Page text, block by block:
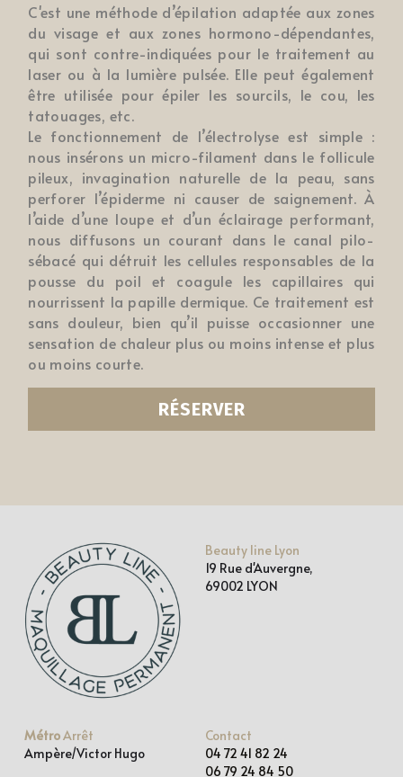
C'est une méthode d’épilation adaptée aux zones
du visage et aux zones hormono-dépendantes,
qui sont contre-indiquées pour le traitement au
laser ou à la lumière pulsée. Elle peut également
être utilisée pour épiler les sourcils, le cou, les
tatouages, etc.
Le fonctionnement de l’électrolyse est simple :
nous insérons un micro-filament dans le follicule
pileux, invagination naturelle de la peau, sans
perforer l’épiderme ni causer de saignement. À
l’aide d’une loupe et d’un éclairage performant,
nous diffusons un courant dans le canal pilo-
sébacé qui détruit les cellules responsables de la
pousse du poil et coagule les capillaires qui
nourrissent la papille dermique. Ce traitement est
sans douleur, bien qu’il puisse occasionner une
sensation de chaleur plus ou moins intense et plus
ou moins courte.
RÉSERVER
Beauty line Lyon
19 Rue d'Auvergne,
69002 LYON
Métro Arrêt
Ampère/Victor Hugo
Contact
04 72 41 82 24
06 79 24 84 50